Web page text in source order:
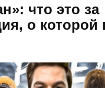
что это за
о которой